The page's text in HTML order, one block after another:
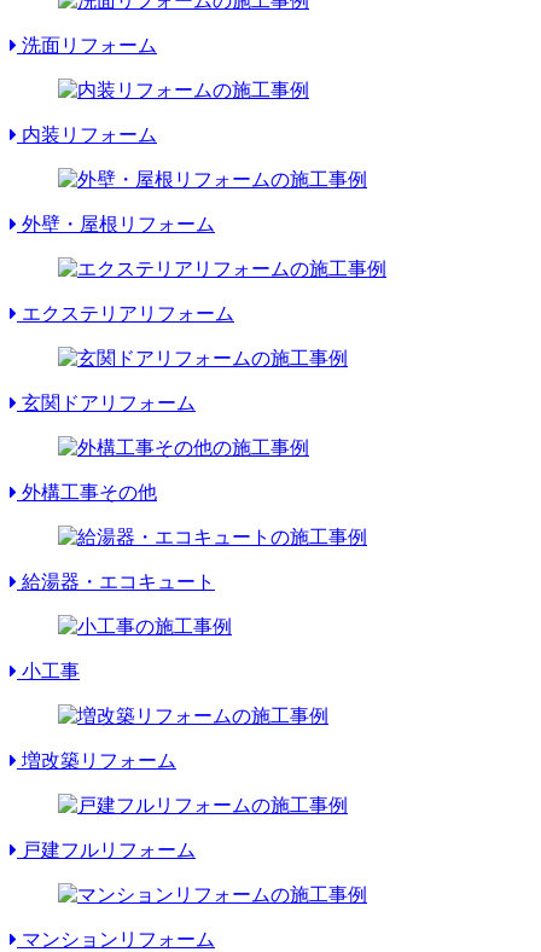
洗面リフォーム
内装リフォーム
外壁・屋根リフォーム
エクステリアリフォーム
玄関ドアリフォーム
外構工事その他
給湯器・エコキュート
小工事
増改築リフォーム
戸建フルリフォーム
マンションリフォーム